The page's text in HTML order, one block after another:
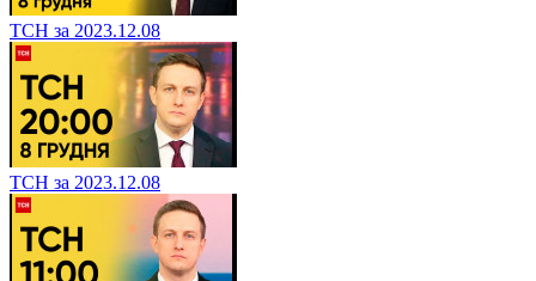
ТСН за 2023.12.08
ТСН за 2023.12.08